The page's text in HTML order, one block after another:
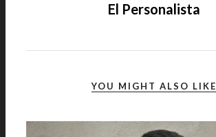
El Personalista
YOU MIGHT ALSO LIKE